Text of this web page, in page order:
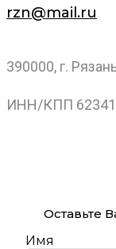
rzn@mail.ru
390000, г.
ИНН/КПП
Оставьте
Имя